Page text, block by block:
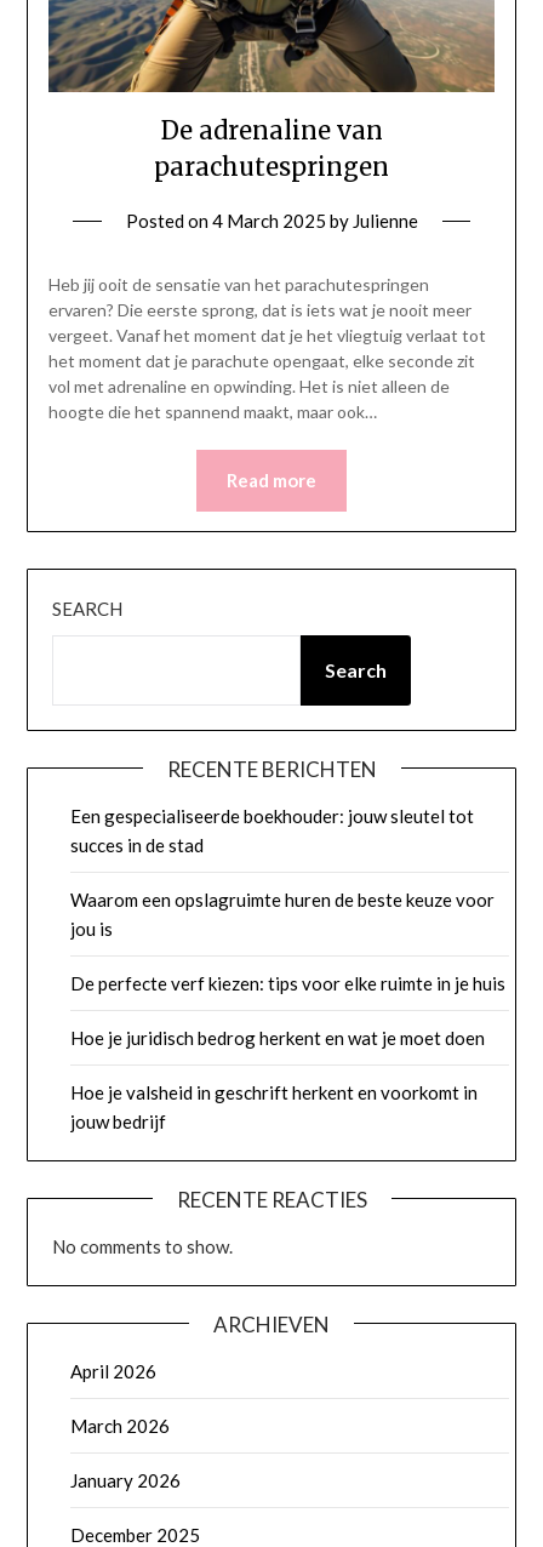
De adrenaline van
parachutespringen
Posted on4 March 2025 by Julienne
Heb jij ooit de sensatie van het parachutespringen
ervaren? Die eerste sprong, dat is iets wat je nooit meer
vergeet. Vanaf het moment dat je het vliegtuig verlaat tot
het moment dat je parachute opengaat, elke seconde zit
vol met adrenaline en opwinding. Het is niet alleen de
hoogte die het spannend maakt, maar ook…
Read more
SEARCH
Search
RECENTE BERICHTEN
Een gespecialiseerde boekhouder: jouw sleutel tot
succes in de stad
Waarom een opslagruimte huren de beste keuze voor
jou is
De perfecte verf kiezen: tips voor elke ruimte in je huis
Hoe je juridisch bedrog herkent en wat je moet doen
Hoe je valsheid in geschrift herkent en voorkomt in
jouw bedrijf
RECENTE REACTIES
No comments to show.
ARCHIEVEN
April 2026
March 2026
January 2026
December 2025